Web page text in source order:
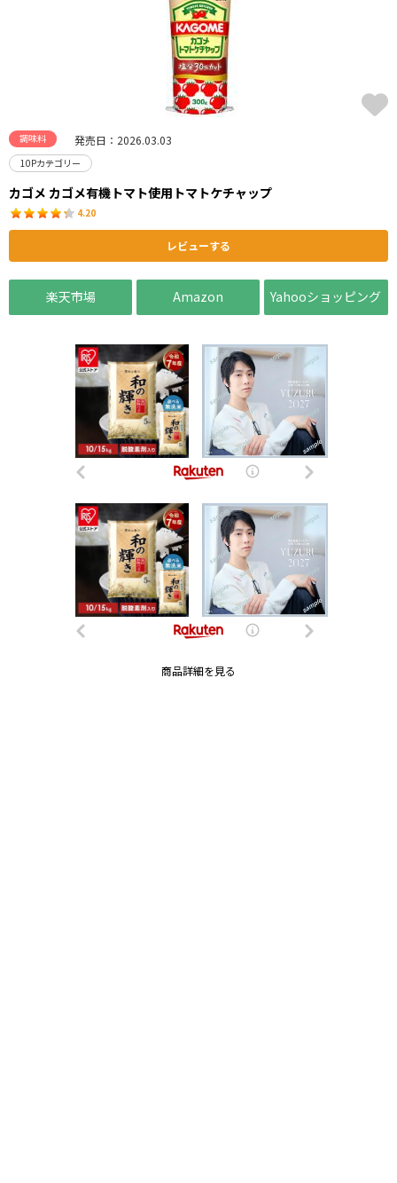
調味料 発売日：2026.03.03
10Pカテゴリー
カゴメ カゴメ有機トマト使用トマトケチャップ
4.20
レビューする
楽天市場 Amazon Yahooショッピング
商品詳細を見る